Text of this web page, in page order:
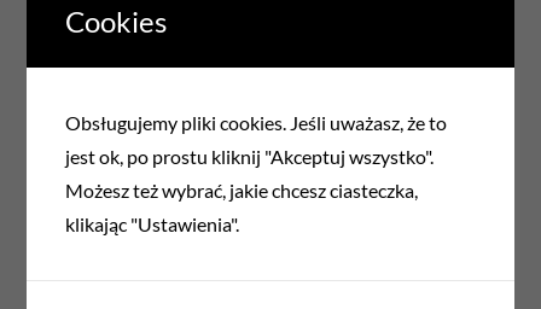
Cookies
Obsługujemy pliki cookies. Jeśli uważasz, że to
jest ok, po prostu kliknij "Akceptuj wszystko".
Możesz też wybrać, jakie chcesz ciasteczka,
klikając "Ustawienia".